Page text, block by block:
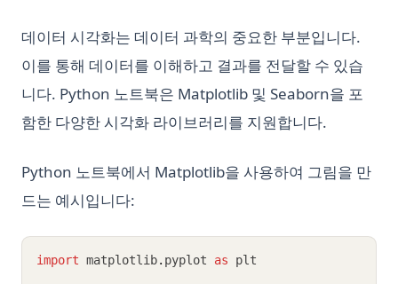
데이터 시각화는 데이터 과학의 중요한 부분입니다.
이를 통해 데이터를 이해하고 결과를 전달할 수 있습
니다. Python 노트북은 Matplotlib 및 Seaborn을 포
함한 다양한 시각화 라이브러리를 지원합니다.
Python 노트북에서 Matplotlib을 사용하여 그림을 만
드는 예시입니다:
import matplotlib. pyplot as plt